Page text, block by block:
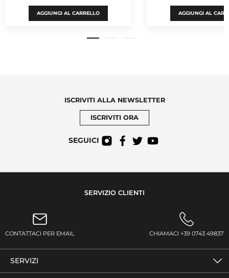
AGGIUNGI AL CARRELLO AGGIUNGI AL
ISCRIVITI ALLA NEWSLETTER
ISCRIVITI ORA
SEGUICI
SERVIZIO CLIENTI
CONTATTACI PER EMAIL CHIAMACI +39 0743 49837
SERVIZI